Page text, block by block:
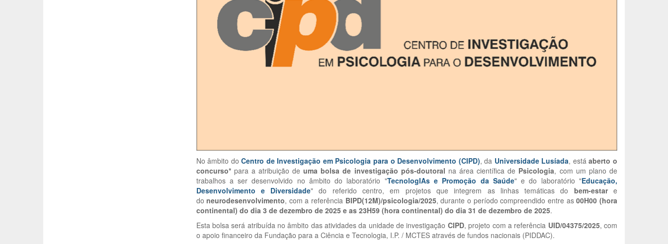
No âmbito doCentro de Investigação em Psicologia para o Desenvolvimento (CIPD), da Universidade Lusíada, estáaberto o
concurso*para a atribuição deuma bolsa de investigação pós-doutoral na área científica de Psicologia, com um plano de
trabalhos a ser desenvolvido no âmbito do laboratório "TecnologIAs e Promoção da Saúde" e do laboratório "Educação,
Desenvolvimento e Diversidade" do referido centro, em projetos que integrem as linhas temáticas do bem-estare
do neurodesenvolvimento, com a referência BIPD(12M)/psicologia/2025, durante o período compreendido entre as00H00 (hora
continental) do dia 3 de dezembro de 2025 e as 23H59 (hora continental) do dia 31 de dezembro de 2025.
Esta bolsa será atribuída no âmbito das atividades da unidade de investigação CIPD, projeto com a referência UID/04375/2025, com
o apoio financeiro da Fundação para a Ciência e Tecnologia, I.P. / MCTES através de fundos nacionais (PIDDAC).